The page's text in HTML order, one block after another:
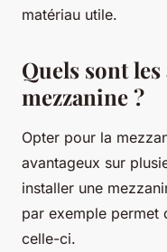
matériau utile.
Quels sont les
mezzanine ?
Opter pour la
avantageux sur
installer une
par exemple permet
celle-ci.